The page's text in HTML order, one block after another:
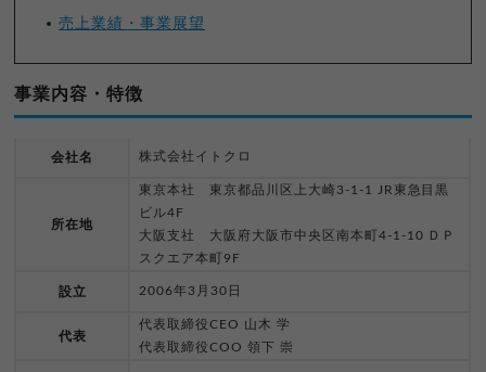
売上業績・事業展望
事業内容・特徴
会社名 株式会社イトクロ
所在地
東京本社 東京都品川区上大崎3-1-1 JR東急目黒
ビル4F
大阪支社 大阪府大阪市中央区南本町4-1-10 ＤＰ
スクエア本町9F
設立 2006年3月30日
代表
代表取締役CEO 山木 学
代表取締役COO 領下 崇